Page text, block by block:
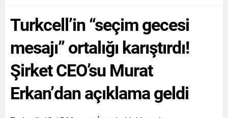
Turkcell’in “seçim gecesi
mesajı” ortalığı karıştırdı!
Şirket CEO’su Murat
Erkan’dan açıklama geldi